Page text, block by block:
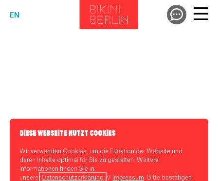
EN
DIESE WEBSEITE NUTZT COOKIES
Wir verwenden Cookies, um die Funktion der Website und
deren Inhalte optimal für Sie zu gestalten. Weitere
Informationen finden Sie in
unserer
Datenschutzerklärung // Impressum . Bitte bestätigen